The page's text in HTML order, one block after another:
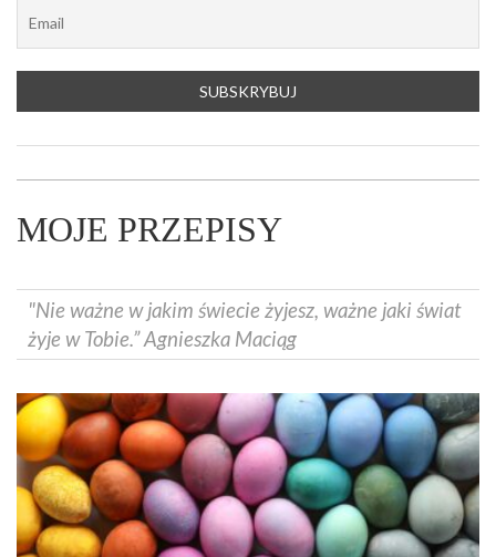
MOJE PRZEPISY
"Nie ważne w jakim świecie żyjesz, ważne jaki świat
żyje w Tobie.” Agnieszka Maciąg